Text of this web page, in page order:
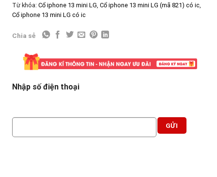
Từ khóa: Cổ iphone 13 mini LG Cổ iphone 13 mini LG (mã 821) có ic,
Cổ iphone 13 mini LG có ic
Chia sẻ
Nhập số điện thoại